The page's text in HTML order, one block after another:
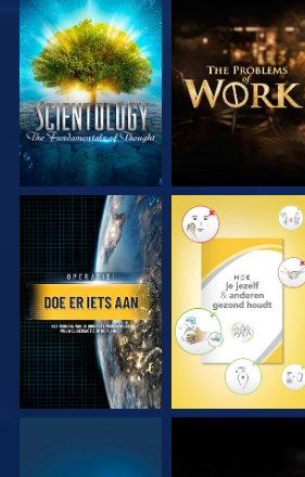
VERKEN DE SERIE VERKEN DE SERIE
KIJK KIJK